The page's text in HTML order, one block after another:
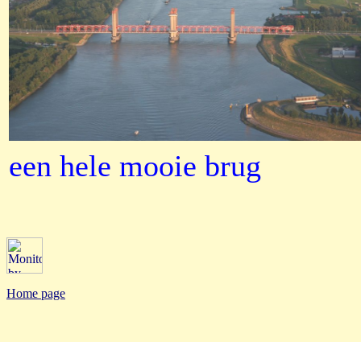
een hele mooie brug
Home page